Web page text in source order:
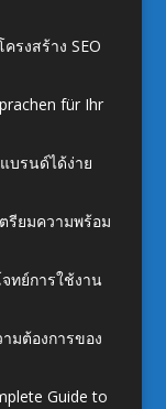
รงสร้าง SEO
für Ihr
บรนด์ได้ง่าย
รียมความพร้อม
ทย์การใช้งาน
มต้องการของ
Guide to